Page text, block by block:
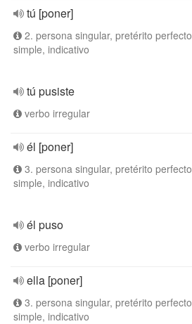
tú [poner]
2. persona singular, pretérito perfecto
simple, indicativo
tú pusiste
verbo irregular
él [poner]
3. persona singular, pretérito perfecto
simple, indicativo
él puso
verbo irregular
ella [poner]
3. persona singular, pretérito perfecto
simple, indicativo